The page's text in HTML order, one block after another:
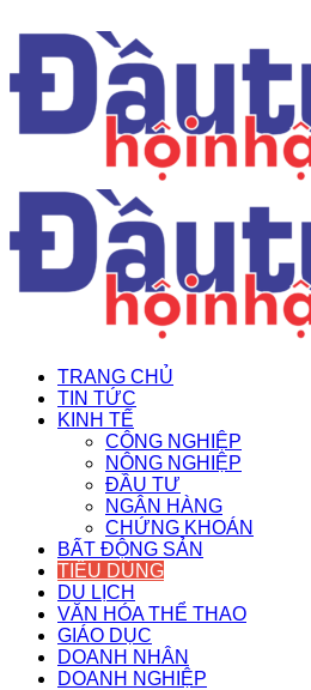
TRANG CHỦ
TIN TỨC
KINH TẾ
CÔNG NGHIỆP
NÔNG NGHIỆP
ĐẦU TƯ
NGÂN HÀNG
CHỨNG KHOÁN
BẤT ĐỘNG SẢN
TIÊU DÙNG
DU LỊCH
VĂN HÓA THỂ THAO
GIÁO DỤC
DOANH NHÂN
DOANH NGHIỆP